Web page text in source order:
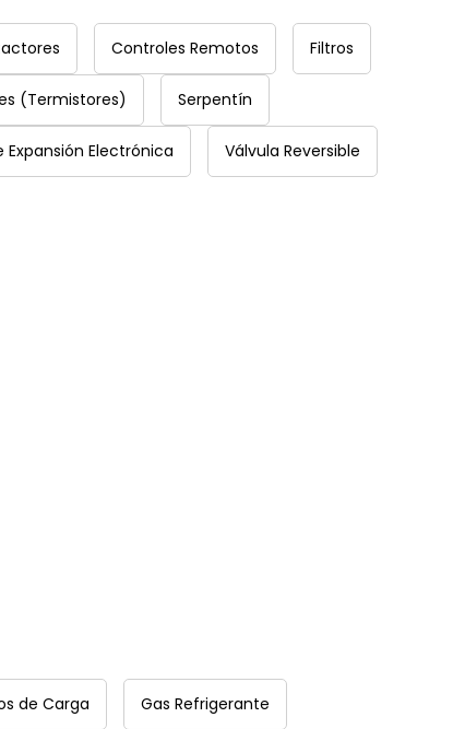
Controles Remotos Filtros
(Termistores) Serpentín
Expansión Electrónica Válvula Reversible
de Carga Gas Refrigerante